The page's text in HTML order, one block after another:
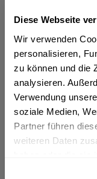
Diese Webseite
Wir verwenden
personalisieren,
zu können und die
analysieren.
Verwendung
soziale Medien,
Partner führen
weiteren Daten
+3,30 € Pfand
Artikel-Nr.:
Beschreibung
mehr
Natürliches